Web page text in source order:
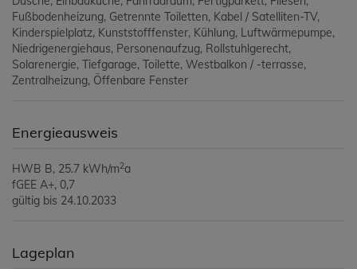
Fußbodenheizung Getrennte Toiletten Kabel / Satelliten-TV
Kinderspielplatz Kunststofffenster Kühlung Luftwärmepumpe
Niedrigenergiehaus Personenaufzug Rollstuhlgerecht
Solarenergie Tiefgarage Toilette Westbalkon / -terrasse
Zentralheizung Öffenbare Fenster
Energieausweis
HWB B, 25.7 kWh/m2a
fGEE A+, 0,7
gültig bis 24.10.2033
Lageplan